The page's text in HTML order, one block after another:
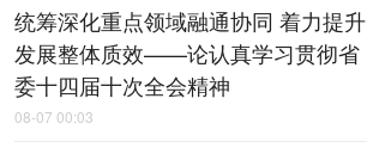
统筹深化重点领域融通协同 着力提升
发展整体质效——论认真学习贯彻省
委十四届十次全会精神
08-07 00:03